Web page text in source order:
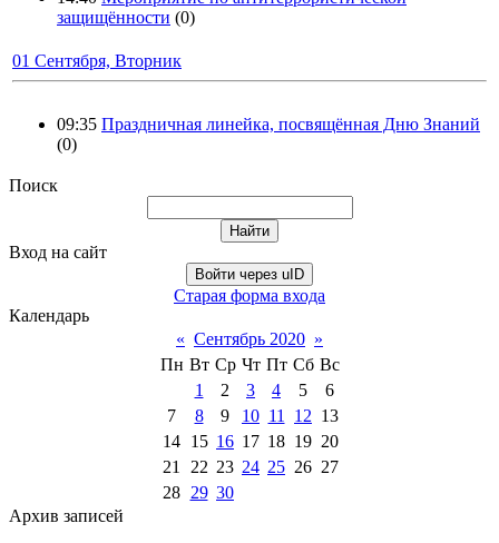
защищённости (0)
01 Сентября, Вторник
09:35 Праздничная линейка, посвящённая Дню Знаний
(0)
Поиск
Вход на сайт
Войти через uID
Старая форма входа
Календарь
« Сентябрь 2020 »
Пн Вт Ср Чт Пт Сб Вс
1
2 3 4 5
6
7
8 9 10 11 12 13
14 15 16 17 18 19 20
21
22 23 24 25 26 27
28 29 30
Архив записей